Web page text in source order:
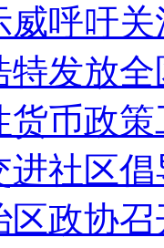
威呼吁
特发放
货币政
进社区
区政协